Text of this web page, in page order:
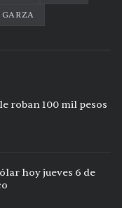
roban 100 mil pesos
hoy jueves 6 de